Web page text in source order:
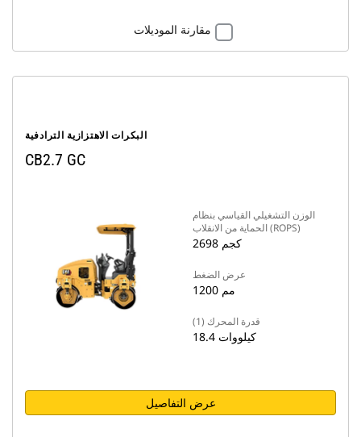
مقارنة الموديلات
البكرات الاهتزازية الترادفية
CB2.7 GC
الوزن التشغيلي القياسي بنظام
الحماية من الانقلاب (ROPS)
2698 كجم
عرض الضغط
1200 مم
قدرة المحرك (1)
18.4 كيلووات
عرض التفاصيل